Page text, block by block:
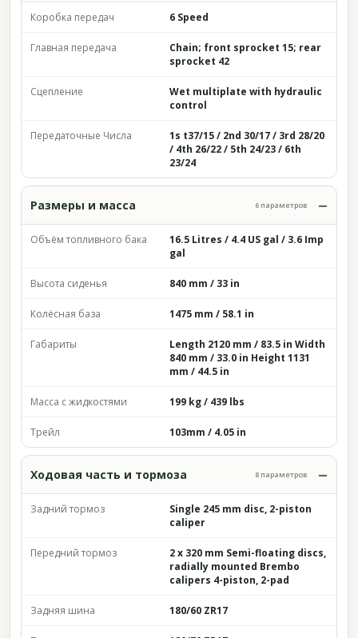
Коробка передач 6 Speed
Главная передача
Chain; front sprocket 15; rear
sprocket 42
Сцепление
Wet multiplate with hydraulic
control
Передаточные Числа
1s t37/15 / 2nd 30/17 / 3rd 28/20
/ 4th 26/22 / 5th 24/23 / 6th
23/24
Размеры и масса 6 параметров
Объём топливного бака
16.5 Litres / 4.4 US gal / 3.6 Imp
gal
Высота сиденья 840 mm / 33 in
Колёсная база 1475 mm / 58.1 in
Габариты
Length 2120 mm / 83.5 in Width
840 mm / 33.0 in Height 1131
mm / 44.5 in
Масса с жидкостями 199 kg / 439 lbs
Трейл 103mm / 4.05 in
Ходовая часть и тормоза 8 параметров
Задний тормоз
Single 245 mm disc, 2-piston
caliper
Передний тормоз
2 x 320 mm Semi-floating discs,
radially mounted Brembo
calipers 4-piston, 2-pad
Задняя шина 180/60 ZR17